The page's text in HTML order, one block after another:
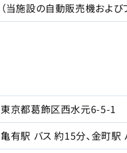
（当施設の自動販売機および
東京都葛飾区西水元6-5-1
亀有駅 バス 約15分、金町駅